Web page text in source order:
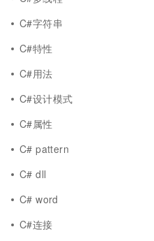
C#字符串
C#特性
C#用法
C#设计模式
C#属性
C# pattern
C# dll
C# word
C#连接